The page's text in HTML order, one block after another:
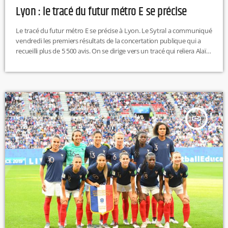
Lyon : le tracé du futur métro E se précise
Le tracé du futur métro E se précise à Lyon. Le Sytral a communiqué
vendredi les premiers résultats de la concertation publique qui a
recueilli plus de 5 500 avis. On se dirige vers un tracé qui reliera Alaï à
Irénée. Une extension vers la Part Dieu est également à l’étude. La
[…]
insert_link